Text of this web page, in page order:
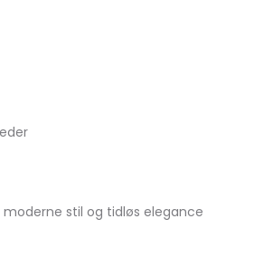
stil og tidløs elegance